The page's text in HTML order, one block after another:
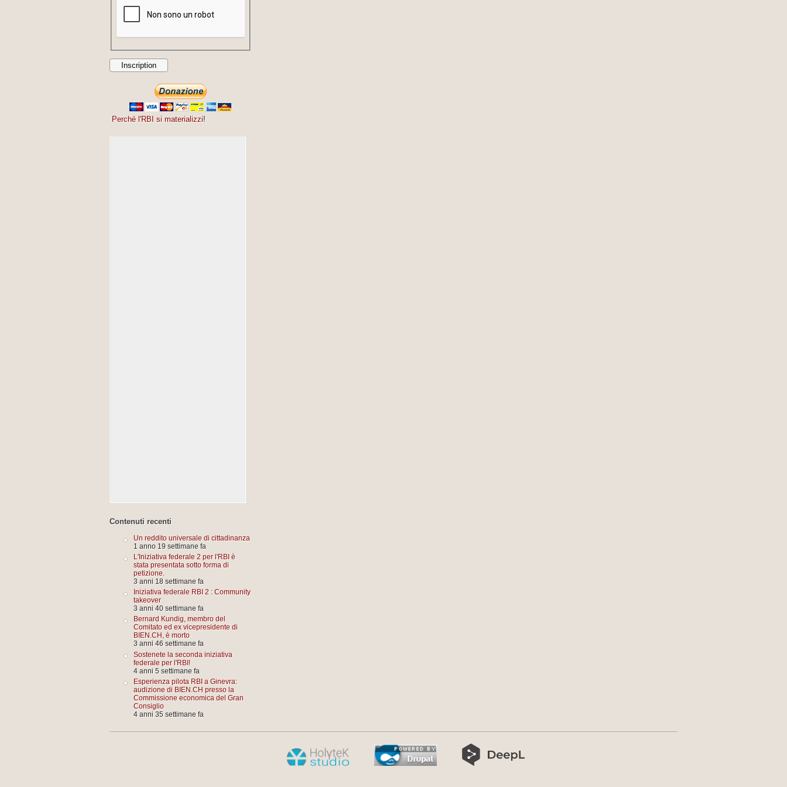
Perché l'RBI si materializzi!
Contenuti recenti
Un reddito universale di cittadinanza
1 anno 19 settimane fa
L'Iniziativa federale 2 per l'RBI è
stata presentata sotto forma di
petizione.
3 anni 18 settimane fa
Iniziativa federale RBI 2 : Community
takeover
3 anni 40 settimane fa
Bernard Kundig, membro del
Comitato ed ex vicepresidente di
BIEN.CH, è morto
3 anni 46 settimane fa
Sostenete la seconda iniziativa
federale per l'RBI!
4 anni 5 settimane fa
Esperienza pilota RBI a Ginevra:
audizione di BIEN.CH presso la
Commissione economica del Gran
Consiglio
4 anni 35 settimane fa